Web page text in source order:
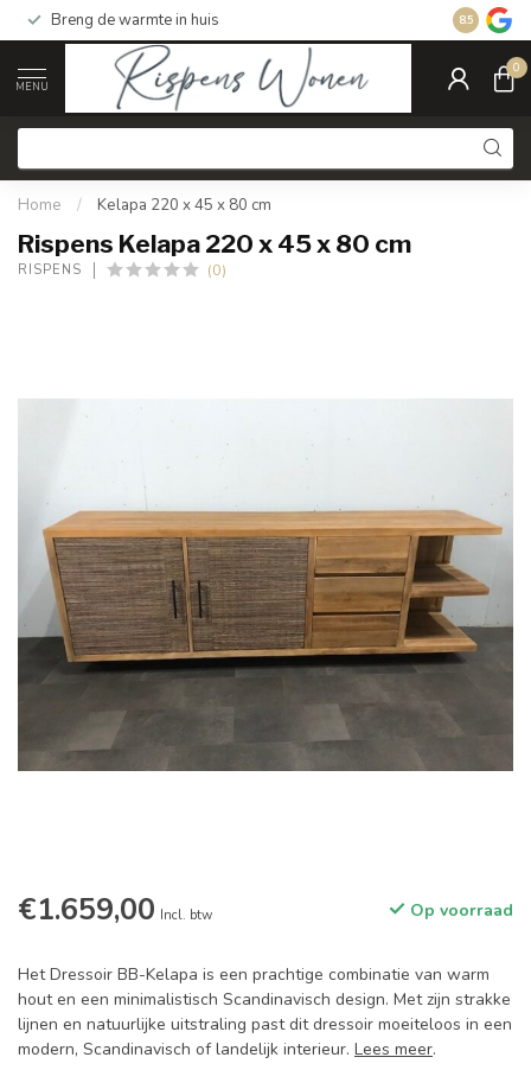
Breng de warmte in huis Gratis
8.5
MENU
0
Home / Kelapa 220 x 45 x 80 cm
Rispens Kelapa 220 x 45 x 80 cm
RISPENS (0)
€1.659,00 Incl. btw Op voorraad
Het Dressoir BB-Kelapa is een prachtige combinatie van warm
hout en een minimalistisch Scandinavisch design. Met zijn strakke
lijnen en natuurlijke uitstraling past dit dressoir moeiteloos in een
modern, Scandinavisch of landelijk interieur. Lees meer.